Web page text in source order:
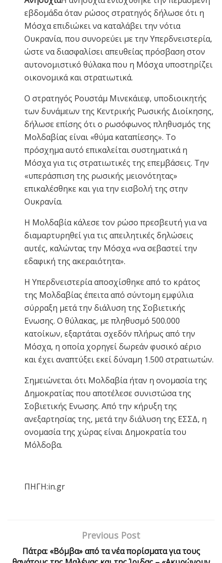
εβδομάδα όταν ρώσος στρατηγός δήλωσε ότι η
Μόσχα επιδιώκει να καταλάβει την νότια
Ουκρανία, που συνορεύει με την Υπερδνειστερία,
ώστε να διασφαλίσει απευθείας πρόσβαση στον
αυτονομιστικό θύλακα που η Μόσχα υποστηρίζει
οικονομικά και στρατιωτικά.
Ο στρατηγός Ρουστάμ Μινεκάιεφ, υποδιοικητής
των δυνάμεων της Κεντρικής Ρωσικής Διοίκησης,
δήλωσε επίσης ότι ο ρωσόφωνος πληθυσμός της
Μολδαβίας είναι «θύμα καταπίεσης». Το
πρόσχημα αυτό επικαλείται συστηματικά η
Μόσχα για τις στρατιωτικές της επεμβάσεις. Την
«υπεράσπιση της ρωσικής μειονότητας»
επικαλέσθηκε και για την εισβολή της στην
Ουκρανία.
Η Μολδαβία κάλεσε τον ρώσο πρεσβευτή για να
διαμαρτυρηθεί για τις απειλητικές δηλώσεις
αυτές, καλώντας την Μόσχα «να σεβαστεί την
εδαφική της ακεραιότητα».
Η Υπερδνειστερία αποσχίσθηκε από το κράτος
της Μολδαβίας έπειτα από σύντομη εμφύλια
σύρραξη μετά την διάλυση της Σοβιετικής
Ενωσης. Ο θύλακας, με πληθυσμό 500.000
κατοίκων, εξαρτάται σχεδόν πλήρως από την
Μόσχα, η οποία χορηγεί δωρεάν φυσικό αέριο
και έχει αναπτύξει εκεί δύναμη 1.500 στρατιωτών.
Σημειώνεται ότι Μολδαβία ήταν η ονομασία της
Δημοκρατίας που αποτέλεσε συνιστώσα της
Σοβιετικής Ενωσης. Από την κήρυξη της
ανεξαρτησίας της, μετά την διάλυση της ΕΣΣΔ, η
ονομασία της χώρας είναι Δημοκρατία του
Μόλδοβα.
ΠΗΓΗ:in.gr
Previous Post
Πάτρα: «Βόμβα» από τα νέα πορίσματα για τους